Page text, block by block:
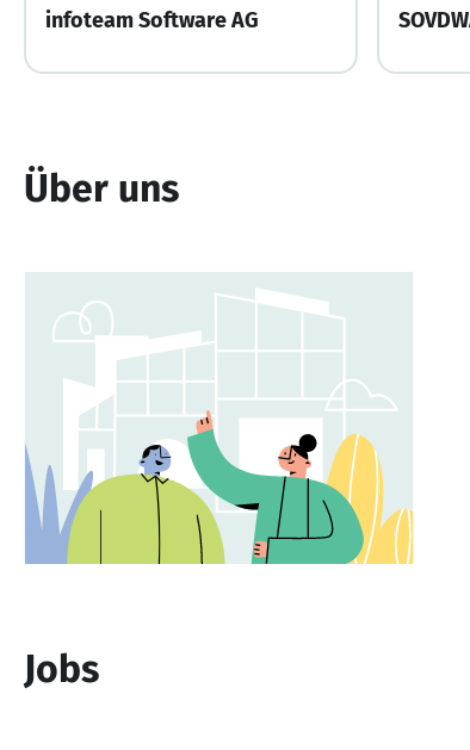
infoteam Software AG
Über uns
Jobs